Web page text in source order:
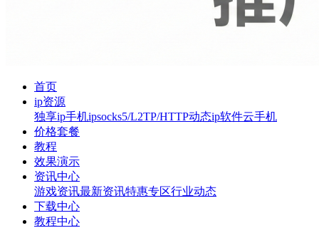
首页
ip资源
独享ip手机ipsocks5/L2TP/HTTP动态ip软件云手机
价格套餐
教程
效果演示
资讯中心
游戏资讯最新资讯特惠专区行业动态
下载中心
教程中心